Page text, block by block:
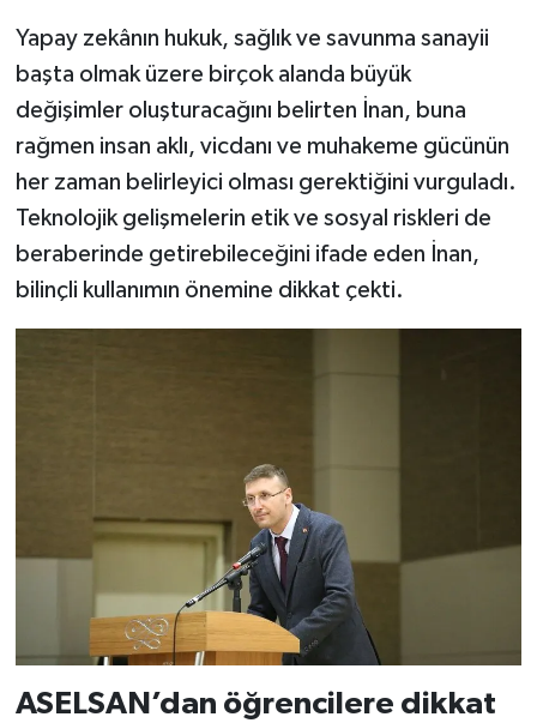
Yapay zekânın hukuk, sağlık ve savunma sanayii
başta olmak üzere birçok alanda büyük
değişimler oluşturacağını belirten İnan, buna
rağmen insan aklı, vicdanı ve muhakeme gücünün
her zaman belirleyici olması gerektiğini vurguladı.
Teknolojik gelişmelerin etik ve sosyal riskleri de
beraberinde getirebileceğini ifade eden İnan,
bilinçli kullanımın önemine dikkat çekti.
ASELSAN’dan öğrencilere dikkat